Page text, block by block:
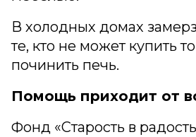
В холодных домах
те, кто не может купить
починить печь.
Помощь приходит от
Фонд «Старость в